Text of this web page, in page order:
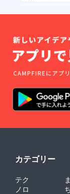
カテゴリー
テク
ノロ
ま